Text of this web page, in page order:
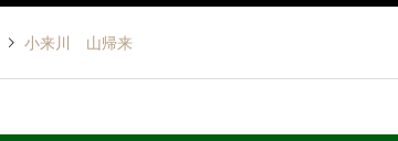
小来川 山帰来